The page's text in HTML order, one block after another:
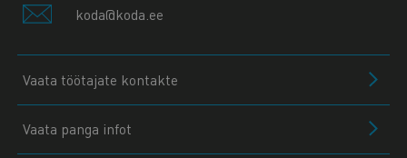
koda@koda.ee
Vaata töötajate kontakte
Vaata panga infot